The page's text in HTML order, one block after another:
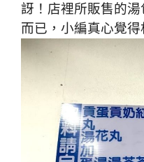
訝！店裡所販售的
而已，小編真心覺得